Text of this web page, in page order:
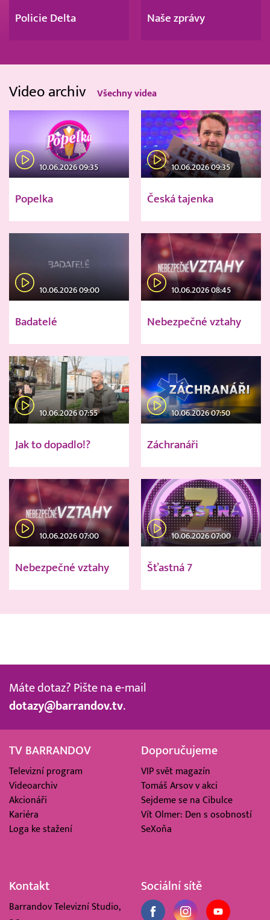
Policie Delta Naše zprávy
Video archiv Všechny videa
10.06.2026 09:35
Popelka
10.06.2026 09:35
Česká tajenka
10.06.2026 09:00
Badatelé
10.06.2026 08:45
Nebezpečné vztahy
10.06.2026 07:55
Jak to dopadlo!?
10.06.2026 07:50
Záchranáři
10.06.2026 07:00
Nebezpečné vztahy
10.06.2026 07:00
Šťastná 7
Máte dotaz? Pište na e-mail
dotazy@barrandov.tv.
TV BARRANDOV
Televizní program
Videoarchiv
Akcionáři
Kariéra
Loga ke stažení
Doporučujeme
VIP svět magazín
Tomáš Arsov v akci
Sejdeme se na Cibulce
Vít Olmer: Den s osobností
SeXoňa
Kontakt
Barrandov Televizní Studio,
Sociální sítě